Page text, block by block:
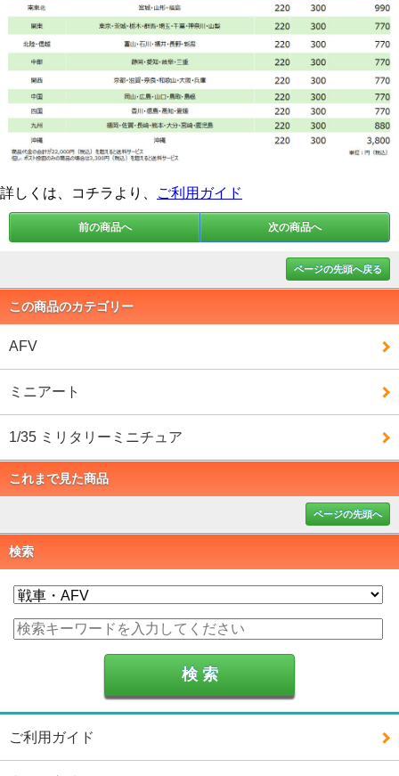
詳しくは、コチラより、 ご利用ガイド
前の商品へ 次の商品へ
ページの先頭へ戻る
この商品のカテゴリー
AFV
ミニアート
1/35 ミリタリーミニチュア
これまで見た商品
ページの先頭へ
検索
ご利用ガイド